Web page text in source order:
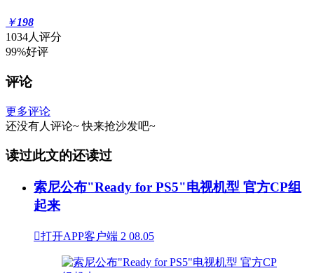
￥198
1034人评分
99%好评
评论
更多评论
还没有人评论~ 快来抢沙发吧~
读过此文的还读过
索尼公布"Ready for PS5"电视机型 官方CP组
起来
打开APP客户端 2 08.05